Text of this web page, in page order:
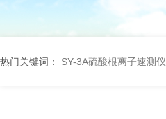
热门关键词： SY-3A硫酸根离子速测仪